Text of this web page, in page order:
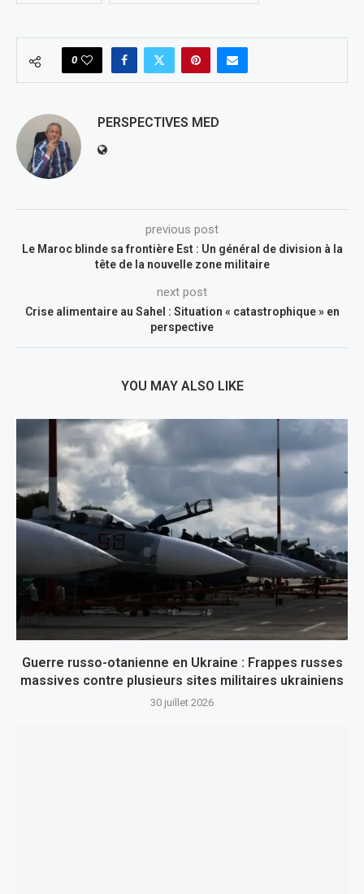
0
PERSPECTIVES MED
previous post
Le Maroc blinde sa frontière Est : Un général de division à la
tête de la nouvelle zone militaire
next post
Crise alimentaire au Sahel : Situation « catastrophique » en
perspective
YOU MAY ALSO LIKE
Guerre russo-otanienne en Ukraine : Frappes russes
massives contre plusieurs sites militaires ukrainiens
30 juillet 2026